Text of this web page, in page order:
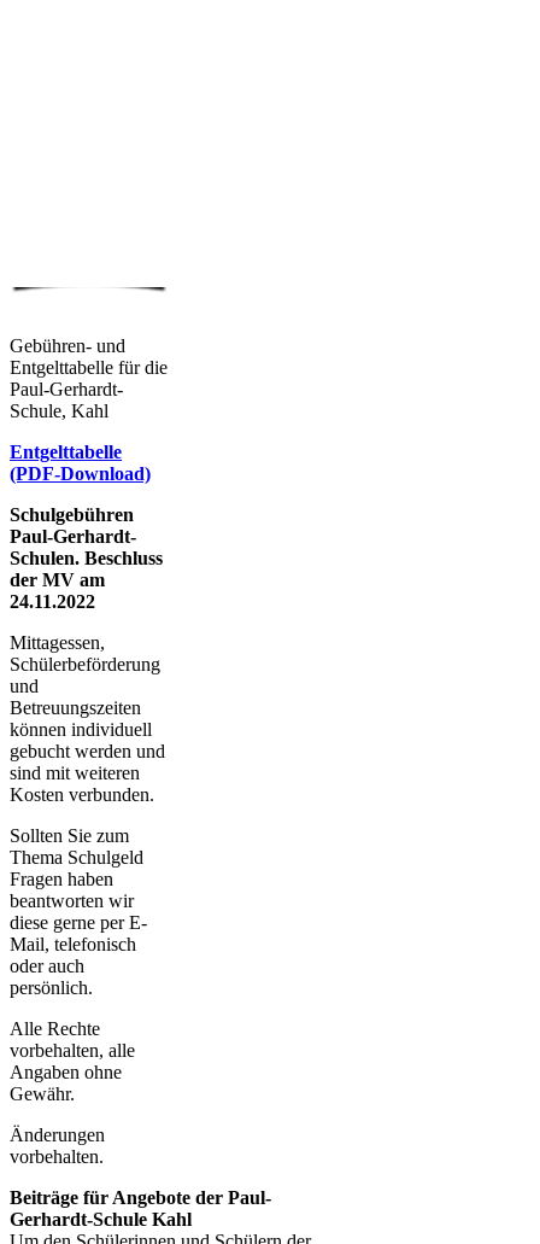
Gebühren- und
Entgelttabelle für die
Paul-Gerhardt-
Schule, Kahl
Entgelttabelle
(PDF-Download)
Schulgebühren
Paul-Gerhardt-
Schulen. Beschluss
der MV am
24.11.2022
Mittagessen,
Schülerbeförderung
und
Betreuungszeiten
können individuell
gebucht werden und
sind mit weiteren
Kosten verbunden.
Sollten Sie zum
Thema Schulgeld
Fragen haben
beantworten wir
diese gerne per E-
Mail, telefonisch
oder auch
persönlich.
Alle Rechte
vorbehalten, alle
Angaben ohne
Gewähr.
Änderungen
vorbehalten.
Beiträge für Angebote der Paul-
Gerhardt-Schule Kahl